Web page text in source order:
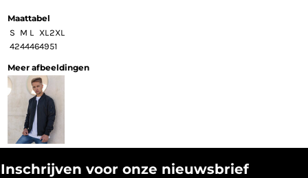
Maattabel
S M L XL2XL
4244464951
Meer afbeeldingen
Inschrijven voor onze nieuwsbrief